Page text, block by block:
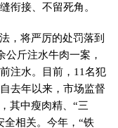
衔接、不留死角。
，将严厉的处罚落到
斤注水牛肉一案，
注水。目前，11名犯
去年以来，市场监督
其中瘦肉精、“三
全相关。今年，“铁